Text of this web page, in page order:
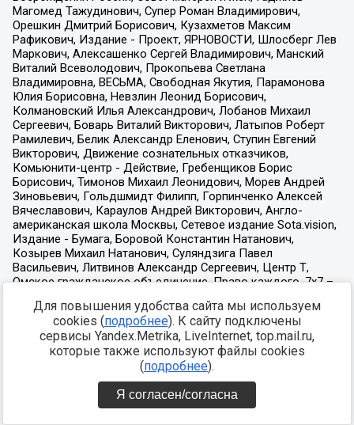
Для повышения удобства сайта мы используем
cookies (подробнее). К сайту подключены
сервисы Yandex.Metrika, LiveInternet, top.mail.ru,
которые также используют файлы cookies
(подробнее).
Я согласен/согласна